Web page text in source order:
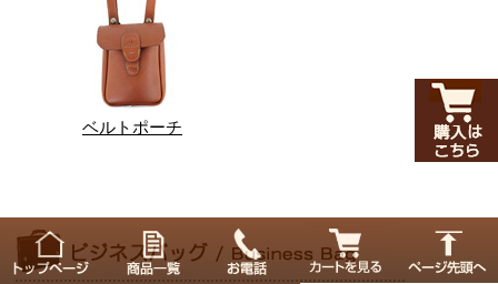
ベルトポーチ